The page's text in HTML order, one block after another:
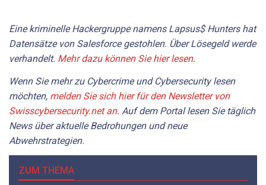
Eine kriminelle Hackergruppe namens Lapsus$ Hunters hat
Datensätze von Salesforce gestohlen. Über Lösegeld werde
verhandelt. Mehr dazu können Sie hier lesen.
Wenn Sie mehr zu Cybercrime und Cybersecurity lesen
möchten, melden Sie sich hier für den Newsletter von
Swisscybersecurity.net an. Auf dem Portal lesen Sie täglich
News über aktuelle Bedrohungen und neue
Abwehrstrategien.
ZUM THEMA